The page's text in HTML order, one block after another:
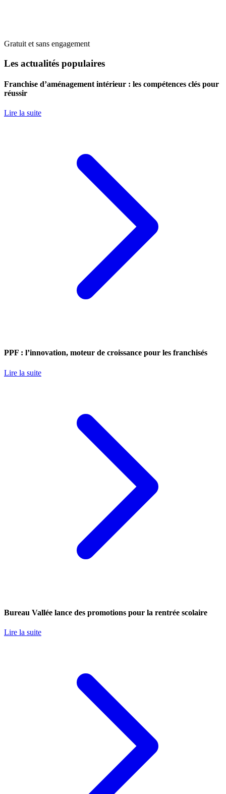
Gratuit et sans engagement
Les actualités populaires
Franchise d’aménagement intérieur : les compétences clés pour
réussir
Lire la suite
PPF : l’innovation, moteur de croissance pour les franchisés
Lire la suite
Bureau Vallée lance des promotions pour la rentrée scolaire
Lire la suite